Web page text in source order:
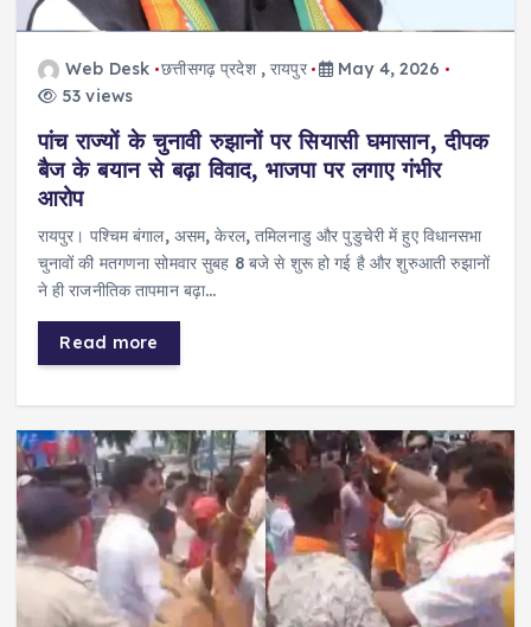
Web Desk छत्तीसगढ़ प्रदेश,रायपुर
May 4, 2026
53 views
पांच राज्यों के चुनावी रुझानों पर सियासी घमासान, दीपक
बैज के बयान से बढ़ा विवाद, भाजपा पर लगाए गंभीर
आरोप
रायपुर। पश्चिम बंगाल, असम, केरल, तमिलनाडु और पुडुचेरी में हुए विधानसभा
चुनावों की मतगणना सोमवार सुबह 8 बजे से शुरू हो गई है और शुरुआती रुझानों
ने ही राजनीतिक तापमान बढ़ा…
Read more